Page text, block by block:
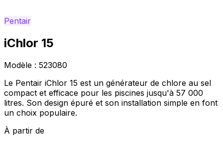
Pentair
iChlor 15
Modèle : 523080
Le Pentair iChlor 15 est un générateur de chlore au sel
compact et efficace pour les piscines jusqu'à 57 000
litres. Son design épuré et son installation simple en font
un choix populaire.
À partir de